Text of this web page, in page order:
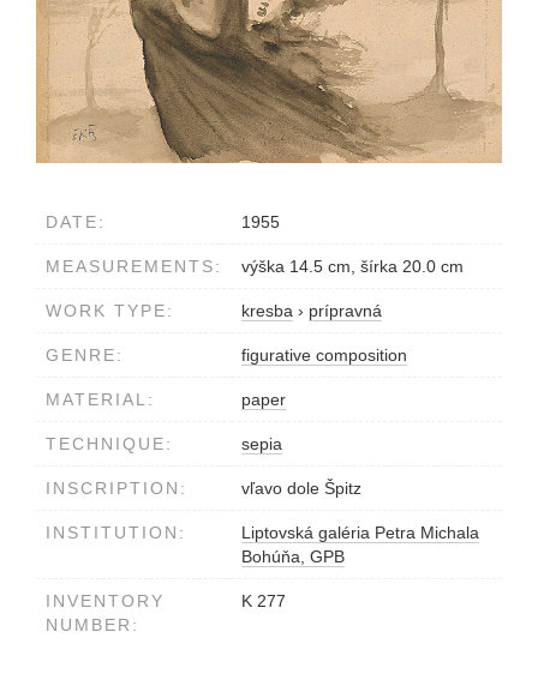
DATE: 1955
MEASUREMENTS: výška 14.5 cm, šírka 20.0 cm
WORK TYPE: kresba › prípravná
GENRE: figurative composition
MATERIAL: paper
TECHNIQUE: sepia
INSCRIPTION: vľavo dole Špitz
INSTITUTION:
Liptovská galéria Petra Michala
Bohúňa, GPB
INVENTORY
NUMBER:
K 277